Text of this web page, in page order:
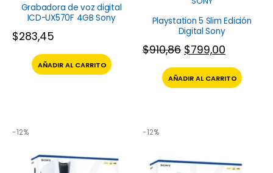
Grabadora de voz digital
ICD-UX570F 4GB Sony
$283,45
AÑADIR AL CARRITO
Playstation 5 Slim Edición
Digital Sony
$910,86 $799,00
AÑADIR AL CARRITO
-12% -12%